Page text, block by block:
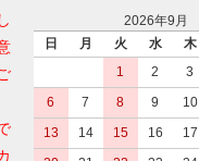
2026年9月
日
月 火 水 木
1
2 3
6
7 8 9 10
13
14 15 16 17